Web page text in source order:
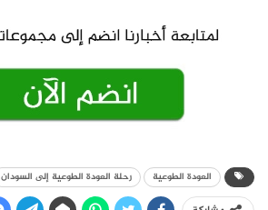
العودة الطوعية رحلة العودة الطوعية إلى السودان